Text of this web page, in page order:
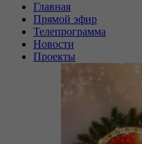
Главная
Прямой эфир
Телепрограмма
Новости
Проекты